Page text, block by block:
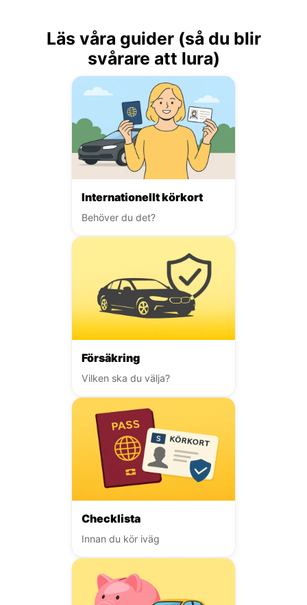
Läs våra guider (så du blir
svårare att lura)
Internationellt körkort
Behöver du det?
Försäkring
Vilken ska du välja?
Checklista
Innan du kör iväg